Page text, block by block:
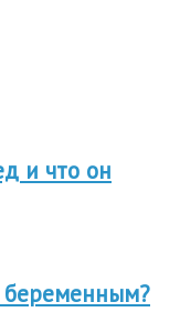
и что он